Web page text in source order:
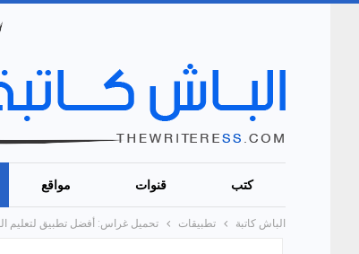
كتب قنوات مواقع
الباش كاتبة تطبيقات تحميل غراس: أفضل تطبيق لتعليم